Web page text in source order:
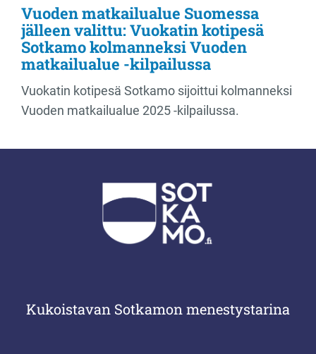
Vuoden matkailualue Suomessa
jälleen valittu: Vuokatin kotipesä
Sotkamo kolmanneksi Vuoden
matkailualue -kilpailussa
Vuokatin kotipesä Sotkamo sijoittui kolmanneksi
Vuoden matkailualue 2025 -kilpailussa.
Kukoistavan Sotkamon menestystarina